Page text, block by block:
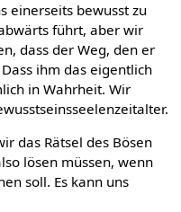
einerseits bewusst zu
führt, aber wir
dass der Weg, den er
ihm das eigentlich
in Wahrheit. Wir
das Rätsel des Bösen
lösen müssen, wenn
soll. Es kann uns